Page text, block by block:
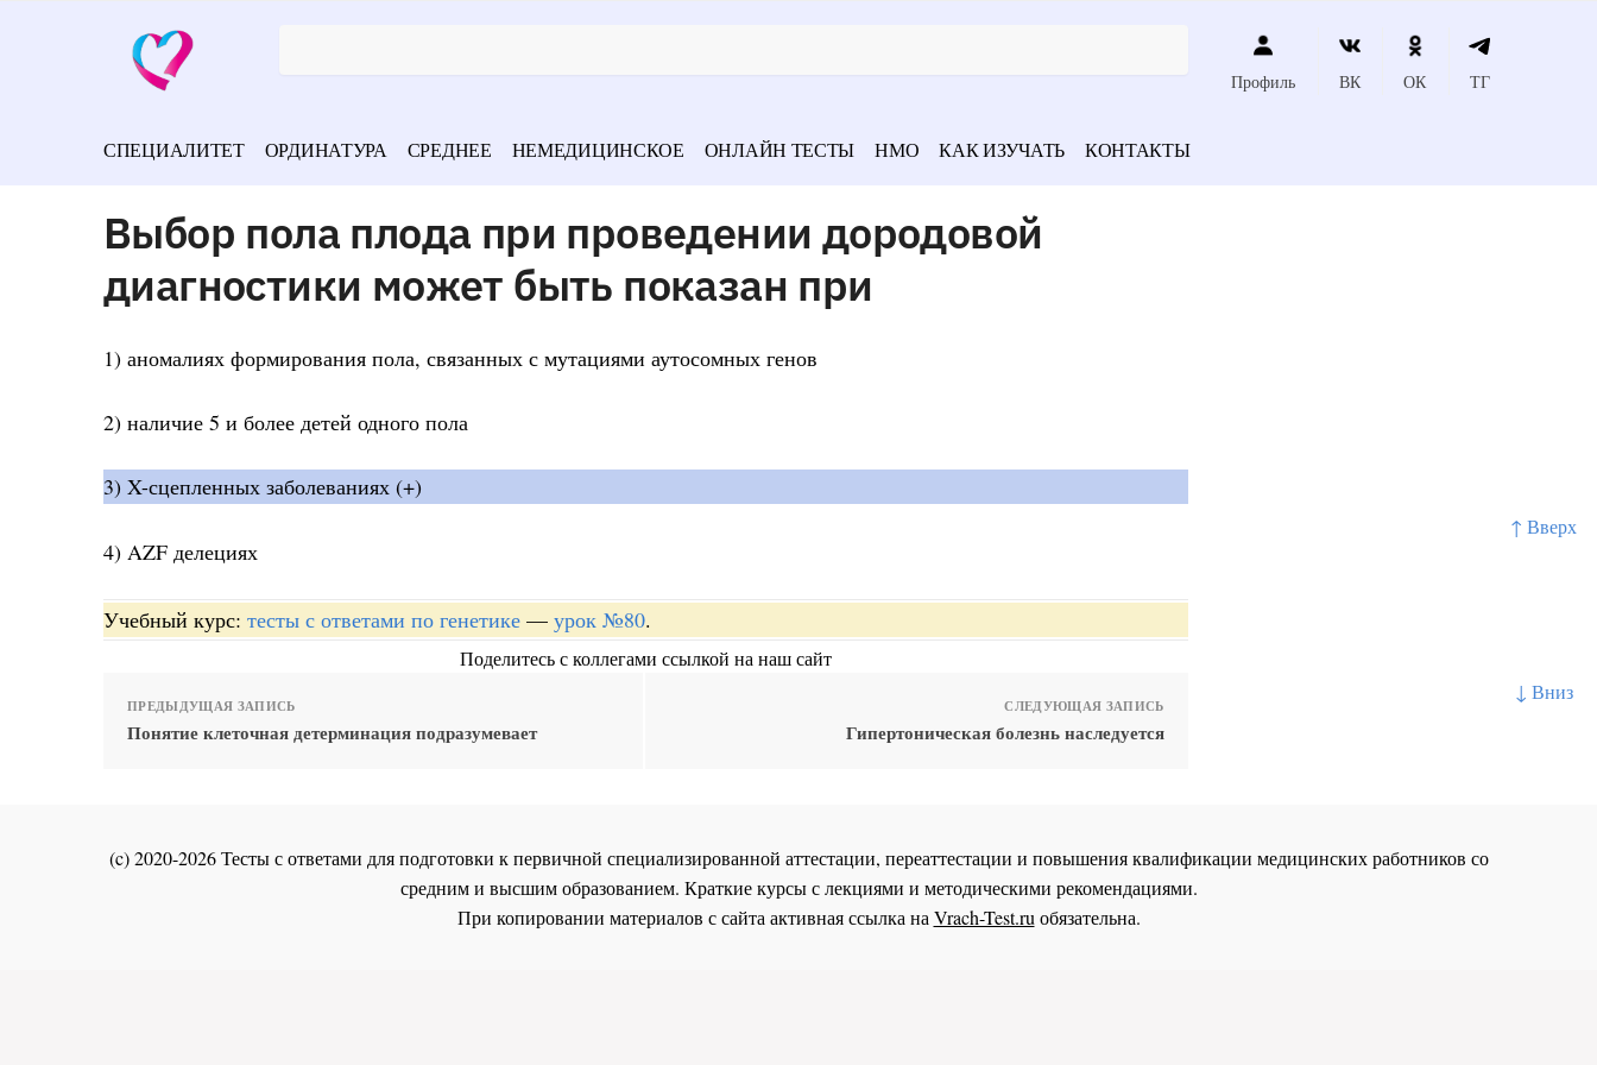
↑ Вверх
↓ Вниз
Профиль ВК ОК ТГ
СПЕЦИАЛИТЕТ ОРДИНАТУРА СРЕДНЕЕ НЕМЕДИЦИНСКОЕ ОНЛАЙН ТЕСТЫ НМО КАК ИЗУЧАТЬ КОНТАКТЫ
Выбор пола плода при проведении дородовой
диагностики может быть показан при
1) аномалиях формирования пола, связанных с мутациями аутосомных генов
2) наличие 5 и более детей одного пола
3) X-сцепленных заболеваниях (+)
4) AZF делециях
Учебный курс: тесты с ответами по генетике — урок №80.
Поделитесь с коллегами ссылкой на наш сайт
ПРЕДЫДУЩАЯ ЗАПИСЬ
Понятие клеточная детерминация подразумевает
СЛЕДУЮЩАЯ ЗАПИСЬ
Гипертоническая болезнь наследуется
(c) 2020-2026 Тесты с ответами для подготовки к первичной специализированной аттестации, переаттестации и повышения квалификации медицинских работников со
средним и высшим образованием. Краткие курсы с лекциями и методическими рекомендациями.
При копировании материалов с сайта активная ссылка наVrach-Test.ruобязательна.